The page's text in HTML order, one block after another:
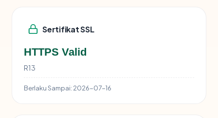
Sertifikat SSL
HTTPS Valid
R13
Berlaku Sampai: 2026-07-16